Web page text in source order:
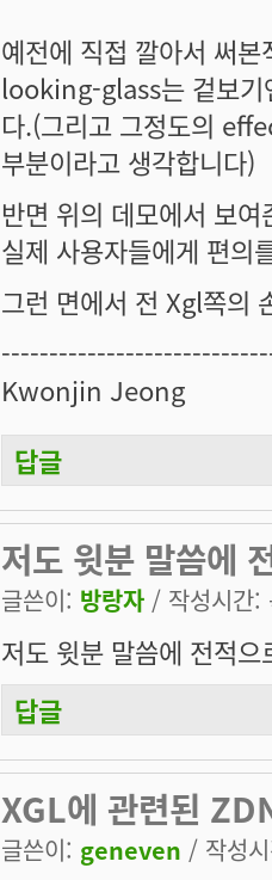
예전에 직접 깔아서 써
looking-glass는 겉보기
다.(그리고 그정도의
부분이라고 생각합니다)
반면 위의 데모에서 보
실제 사용자들에게 편의
그런 면에서 전 Xgl쪽의
Kwonjin Jeong
답글
저도 윗분 말씀에
글쓴이: 방랑자 / 작성시간
저도 윗분 말씀에 전적
답글
XGL에 관련된
글쓴이: geneven / 작성